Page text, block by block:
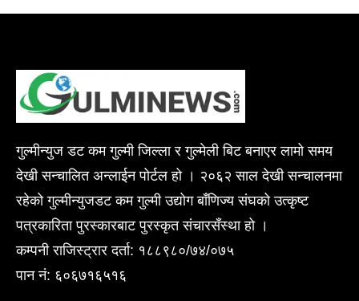
गुल्मीन्युज डट कम गुल्मी जिल्ला र गुल्मेली बिट बनाएर लामो समय
देखी सन्चालित अन्लाईन पोर्टल हो । २०६२ साल देखी सन्चालनमा
रहेको गुल्मीन्युजडट कम गुल्मी उद्योग बाँणिज्य संघको उत्कृष्ट
पत्रकारिता पुरस्कारबाट पुरस्कृत संचारसँस्था हो ।
कम्पनी राजिस्ट्रार दर्ता: १८८९८०/७४/०७५
पान नं: ६०६७१६५१६